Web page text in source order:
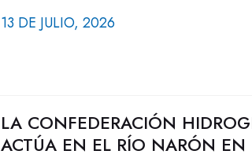
13 DE JULIO, 2026
LA CONFEDERACIÓN
ACTÚA EN EL RÍO NARÓN EN